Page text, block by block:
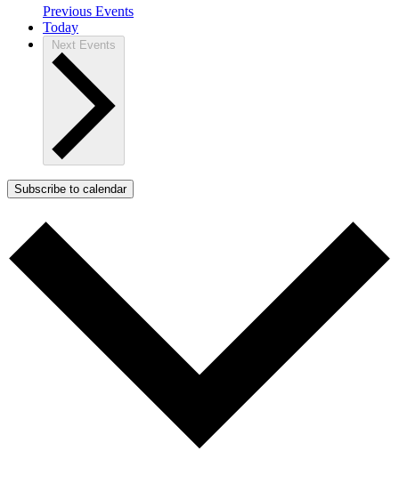
Previous Events
Today
Next Events
Subscribe to calendar